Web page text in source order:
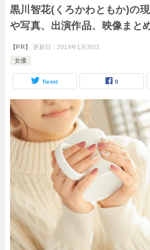
黒川智花(くろかわともか)の
や写真、出演作品、映像まと
【PR】 更新日：2019年1月30日
女優
Tweet 0